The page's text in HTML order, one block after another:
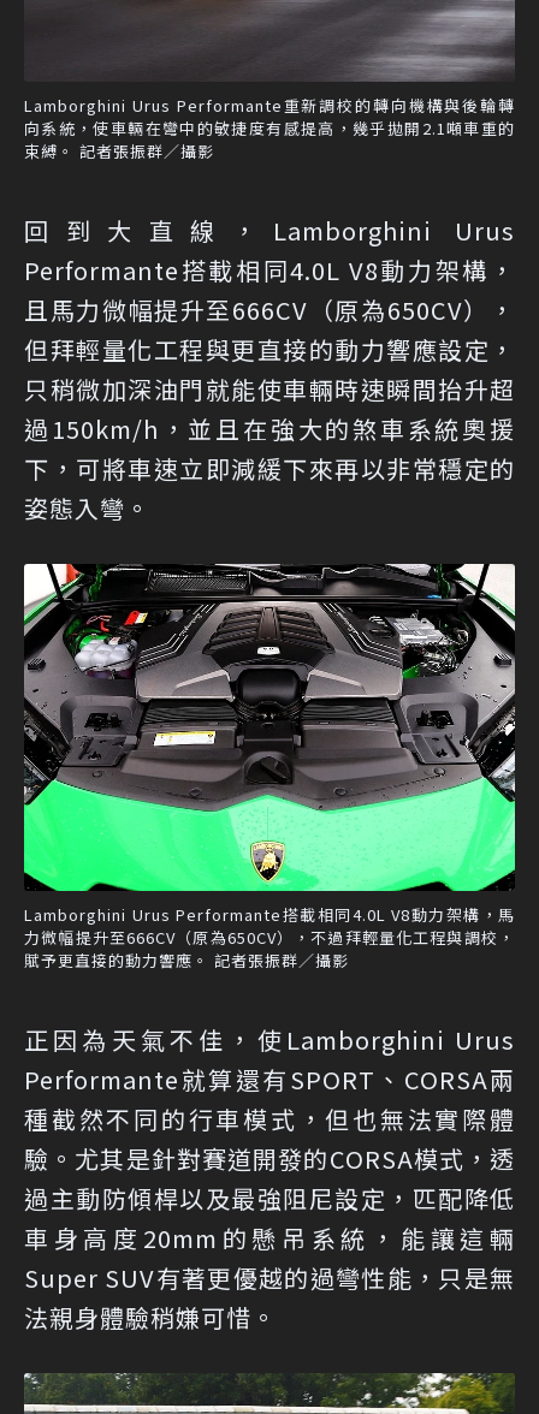
Lamborghini Urus Performante重新調校的轉向機構與後輪轉
向系統，使車輛在彎中的敏捷度有感提高，幾乎拋開2.1噸車重的
束縛。 記者張振群／攝影
回到大直線，Lamborghini Urus
Performante搭載相同4.0L V8動力架構，
且馬力微幅提升至666CV（原為650CV），
但拜輕量化工程與更直接的動力響應設定，
只稍微加深油門就能使車輛時速瞬間抬升超
過150km/h，並且在強大的煞車系統奧援
下，可將車速立即減緩下來再以非常穩定的
姿態入彎。
Lamborghini Urus Performante搭載相同4.0L V8動力架構，馬
力微幅提升至666CV（原為650CV），不過拜輕量化工程與調校，
賦予更直接的動力響應。 記者張振群／攝影
正因為天氣不佳，使Lamborghini Urus
Performante就算還有SPORT、CORSA兩
種截然不同的行車模式，但也無法實際體
驗。尤其是針對賽道開發的CORSA模式，透
過主動防傾桿以及最強阻尼設定，匹配降低
車身高度20mm的懸吊系統，能讓這輛
Super SUV有著更優越的過彎性能，只是無
法親身體驗稍嫌可惜。